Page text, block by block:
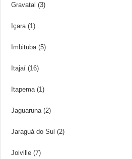
Gravatal (3)
Içara (1)
Imbituba (5)
Itajaí (16)
Itapema (1)
Jaguaruna (2)
Jaraguá do Sul (2)
Joiville (7)